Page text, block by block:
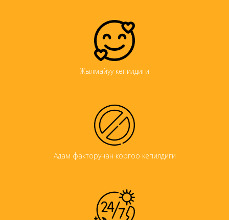
Жылмайуу кепилдиги
Адам факторунан коргоо кепилдиги